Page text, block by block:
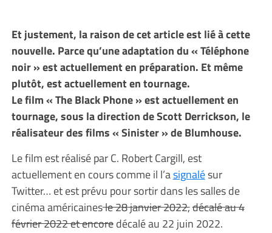
Et justement, la raison de cet article est lié à cette
nouvelle. Parce qu’une adaptation du « Téléphone
noir » est actuellement en préparation. Et même
plutôt, est actuellement en tournage.
Le film « The Black Phone » est actuellement en
tournage, sous la direction de Scott Derrickson, le
réalisateur des films « Sinister » de Blumhouse.
Le film est réalisé par C. Robert Cargill, est
actuellement en cours comme il l’asignalésur
Twitter… et est prévu pour sortir dans les salles de
cinéma américainesle 28 janvier 2022,décalé au 4
février 2022 et encoredécalé au 22 juin 2022.